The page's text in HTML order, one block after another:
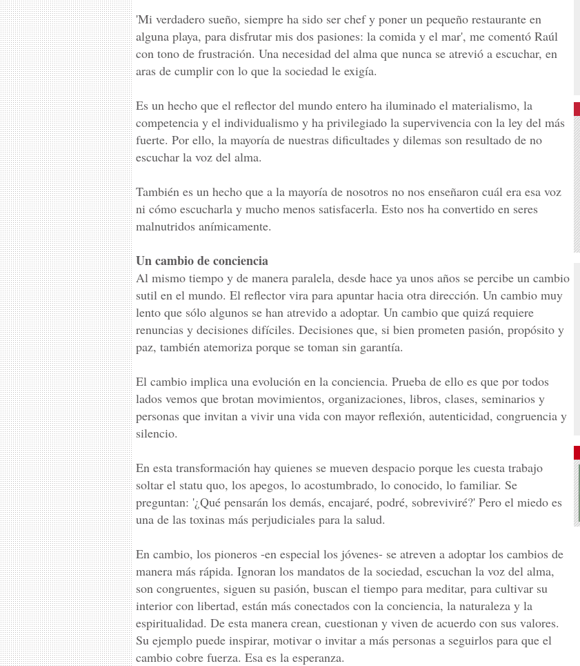
'Mi verdadero sueño, siempre ha sido ser chef y poner un pequeño restaurante en
alguna playa, para disfrutar mis dos pasiones: la comida y el mar', me comentó Raúl
con tono de frustración. Una necesidad del alma que nunca se atrevió a escuchar, en
aras de cumplir con lo que la sociedad le exigía.
Es un hecho que el reflector del mundo entero ha iluminado el materialismo, la
competencia y el individualismo y ha privilegiado la supervivencia con la ley del más
fuerte. Por ello, la mayoría de nuestras dificultades y dilemas son resultado de no
escuchar la voz del alma.
También es un hecho que a la mayoría de nosotros no nos enseñaron cuál era esa voz
ni cómo escucharla y mucho menos satisfacerla. Esto nos ha convertido en seres
malnutridos anímicamente.
Un cambio de conciencia
Al mismo tiempo y de manera paralela, desde hace ya unos años se percibe un cambio
sutil en el mundo. El reflector vira para apuntar hacia otra dirección. Un cambio muy
lento que sólo algunos se han atrevido a adoptar. Un cambio que quizá requiere
renuncias y decisiones difíciles. Decisiones que, si bien prometen pasión, propósito y
paz, también atemoriza porque se toman sin garantía.
El cambio implica una evolución en la conciencia. Prueba de ello es que por todos
lados vemos que brotan movimientos, organizaciones, libros, clases, seminarios y
personas que invitan a vivir una vida con mayor reflexión, autenticidad, congruencia y
silencio.
En esta transformación hay quienes se mueven despacio porque les cuesta trabajo
soltar el statu quo, los apegos, lo acostumbrado, lo conocido, lo familiar. Se
preguntan: '¿Qué pensarán los demás, encajaré, podré, sobreviviré?' Pero el miedo es
una de las toxinas más perjudiciales para la salud.
En cambio, los pioneros -en especial los jóvenes- se atreven a adoptar los cambios de
manera más rápida. Ignoran los mandatos de la sociedad, escuchan la voz del alma,
son congruentes, siguen su pasión, buscan el tiempo para meditar, para cultivar su
interior con libertad, están más conectados con la conciencia, la naturaleza y la
espiritualidad. De esta manera crean, cuestionan y viven de acuerdo con sus valores.
Su ejemplo puede inspirar, motivar o invitar a más personas a seguirlos para que el
cambio cobre fuerza. Esa es la esperanza.